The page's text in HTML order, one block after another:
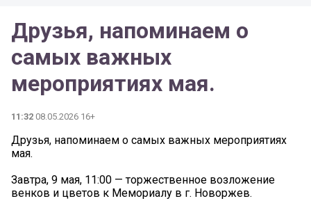
Друзья, напоминаем о
самых важных
мероприятиях мая.
11:32 08.05.2026 16+
Друзья, напоминаем о самых важных мероприятиях
мая.
Завтра, 9 мая, 11:00 — торжественное возложение
венков и цветов к Мемориалу в г. Новоржев.